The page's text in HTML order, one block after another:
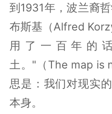
到1931年，波兰裔
布斯基（Alfred
用了一百年的
土。"（The map is
思是：我们对现实
本身。